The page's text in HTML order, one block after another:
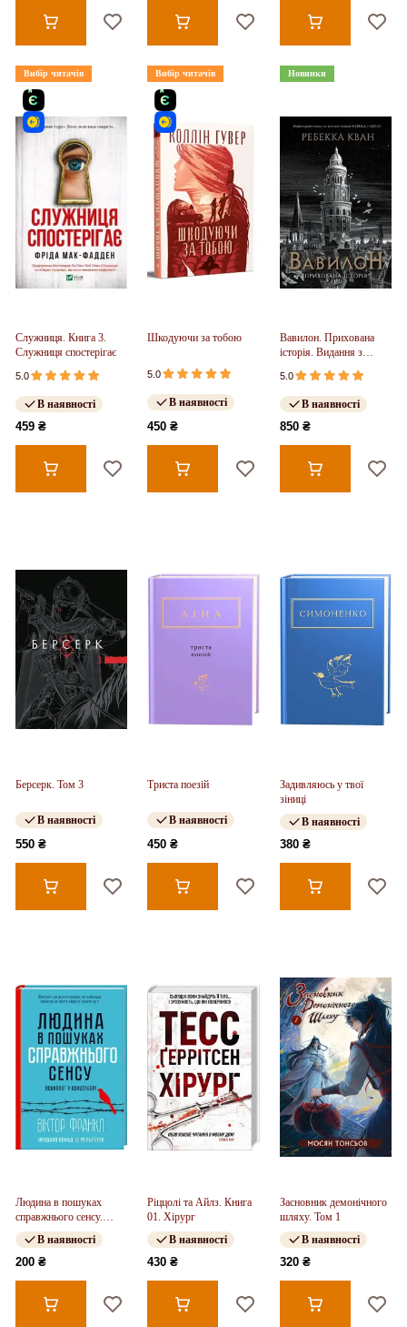
Вибір читачів
Служниця. Книга 3.
Служниця спостерігає
5.0
В наявності
459 ₴
Вибір читачів
Шкодуючи за тобою
5.0
В наявності
450 ₴
Новинки
Вавилон. Прихована
історія. Видання з
ілюстрованим зрізом
(у)
5.0
В наявності
850 ₴
Берсерк. Том 3
В наявності
550 ₴
Триста поезій
В наявності
450 ₴
Задивляюсь у твої
зіниці
В наявності
380 ₴
Людина в пошуках
справжнього сенсу.
Психолог у концтаборі
В наявності
200 ₴
Ріццолі та Айлз. Книга
01. Хірург
В наявності
430 ₴
Засновник демонічного
шляху. Том 1
В наявності
320 ₴